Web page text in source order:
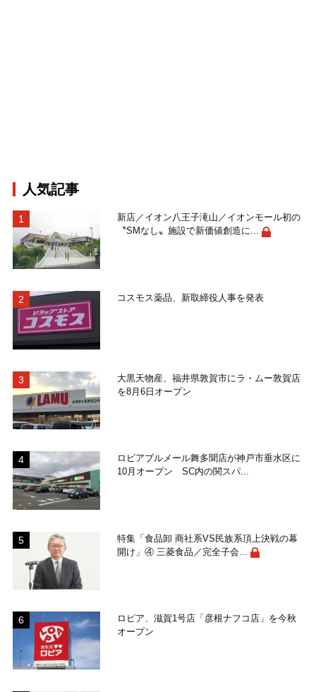
人気記事
新店／イオン八王子滝山／イオンモール初の
〝SMなし〟施設で新価値創造に...
コスモス薬品、新取締役人事を発表
大黒天物産、福井県敦賀市にラ・ムー敦賀店
を8月6日オープン
ロピアブルメール舞多聞店が神戸市垂水区に
10月オープン SC内の関スパ...
特集「食品卸 商社系VS民族系頂上決戦の幕
開け」④ 三菱食品／完全子会...
ロピア、滋賀1号店「彦根ナフコ店」を今秋
オープン